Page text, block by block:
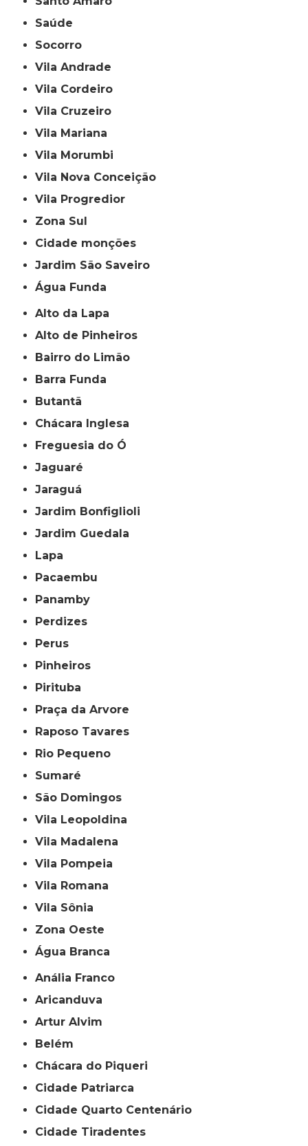
Saúde
Socorro
Vila Andrade
Vila Cordeiro
Vila Cruzeiro
Vila Mariana
Vila Morumbi
Vila Nova Conceição
Vila Progredior
Zona Sul
cidade monções
jardim São Saveiro
Água Funda
Alto da Lapa
Alto de Pinheiros
Bairro do Limão
Barra Funda
Butantã
Chácara Inglesa
Freguesia do Ó
Jaguaré
Jaraguá
Jardim Bonfiglioli
Jardim Guedala
Lapa
Pacaembu
Panamby
Perdizes
Perus
Pinheiros
Pirituba
Praça da Arvore
Raposo Tavares
Rio Pequeno
Sumaré
São Domingos
Vila Leopoldina
Vila Madalena
Vila Pompeia
Vila Romana
Vila Sônia
Zona Oeste
Água Branca
Anália Franco
Aricanduva
Artur Alvim
Belém
Chácara do Piqueri
Cidade Patriarca
Cidade Quarto Centenário
Cidade Tiradentes